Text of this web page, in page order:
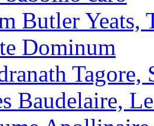
Butler Yeats,
Dominum
Baudelaire,